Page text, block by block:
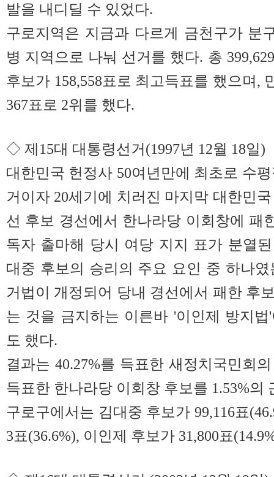
발을 내디딜 수 있었다.
구로지역은 지금과 다르게 금천구가 분
병 지역으로 나눠 선거를 했다. 총
후보가 158,558표로 최고득표를 했으며,
367표로 2위를 했다.
◇ 제15대 대통령선거(1997년 12월 18일)
대한민국 헌정사 50여년만에 최초로 수
거이자 20세기에 치러진 마지막 대한민
선 후보 경선에서 한나라당 이회창에 패
독자 출마해 당시 여당 지지 표가 분열
대중 후보의 승리의 주요 요인 중 하나
거법이 개정되어 당내 경선에서 패한 후
는 것을 금지하는 이른바 '이인제 방지
도 했다.
결과는 40.27%를 득표한 새정치국민회의
득표한 한나라당 이회창 후보를 1.53%의
구로구에서는 김대중 후보가 99,116표
3표(36.6%), 이인제 후보가 31,800표